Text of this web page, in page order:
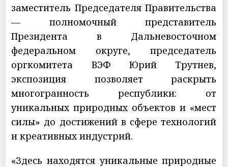
заместитель Председателя Правительства
— полномочный представитель
Президента в Дальневосточном
федеральном округе, председатель
оргкомитета ВЭФ Юрий Трутнев,
экспозиция позволяет раскрыть
многогранность республики: от
уникальных природных объектов и «мест
силы» до достижений в сфере технологий
и креативных индустрий.
«Здесь находятся уникальные природные